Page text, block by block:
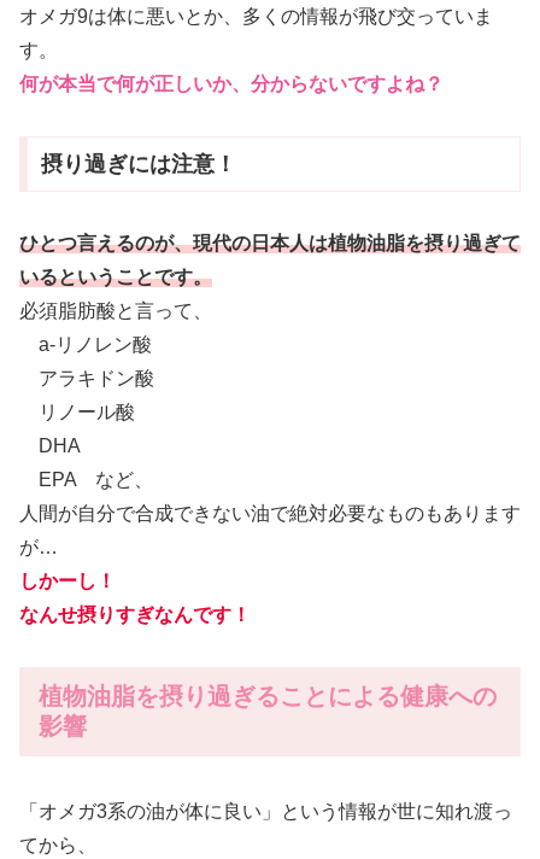
オメガ9は体に悪いとか、多くの情報が飛び交っていま
す。
何が本当で何が正しいか、分からないですよね？
摂り過ぎには注意！
ひとつ言えるのが、現代の日本人は植物油脂を摂り過ぎて
いるということです。
必須脂肪酸と言って、
a-リノレン酸
アラキドン酸
リノール酸
DHA
EPA など、
人間が自分で合成できない油で絶対必要なものもあります
が…
しかーし！
なんせ摂りすぎなんです！
植物油脂を摂り過ぎることによる健康への
影響
「オメガ3系の油が体に良い」という情報が世に知れ渡っ
てから、